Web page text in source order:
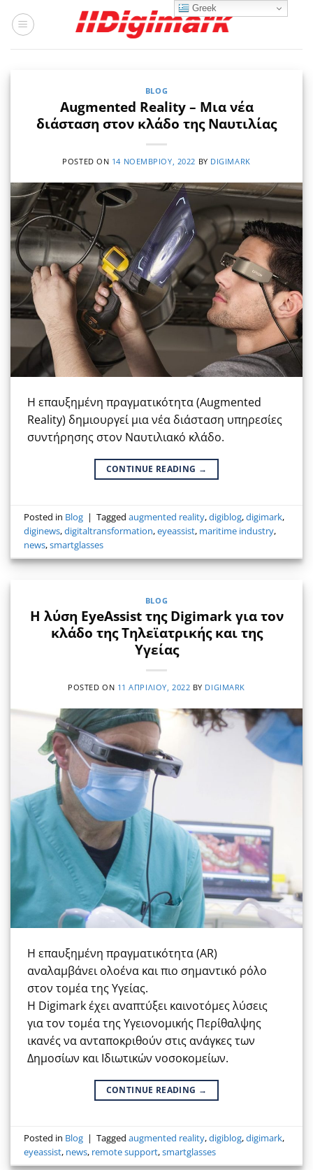
στο
BLOG
Augmented Reality – Μια νέα
διάσταση στον κλάδο της Ναυτιλίας
POSTED ON 14 ΝΟΕΜΒΡΊΟΥ, 2022 BY DIGIMARK
Η επαυξημένη πραγματικότητα (Augmented
Reality) δημιουργεί μια νέα διάσταση υπηρεσίες
συντήρησης στον Ναυτιλιακό κλάδο.
CONTINUE READING →
Posted in Blog | Taggedaugmented reality,digiblog,digimark,
diginews,digitaltransformation,eyeassist, maritime industry,
news,smartglasses
BLOG
Η λύση EyeAssist της Digimark για τον
κλάδο της Τηλεϊατρικής και της
Υγείας
POSTED ON 11 ΑΠΡΙΛΊΟΥ, 2022 BY DIGIMARK
Η επαυξημένη πραγματικότητα (AR)
αναλαμβάνει ολοένα και πιο σημαντικό ρόλο
στον τομέα της Υγείας.
Η Digimark έχει αναπτύξει καινοτόμες λύσεις
για τον τομέα της Υγειονομικής Περίθαλψης
ικανές να ανταποκριθούν στις ανάγκες των
Δημοσίων και Ιδιωτικών νοσοκομείων.
CONTINUE READING →
Posted in Blog | Taggedaugmented reality,digiblog,digimark,
eyeassist, news, remote support,smartglasses
Greek